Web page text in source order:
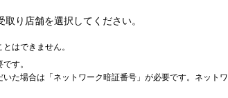
り店舗を選択してください。
はできません。
す。
いた場合は「ネットワーク暗証番号」が必要です。ネット